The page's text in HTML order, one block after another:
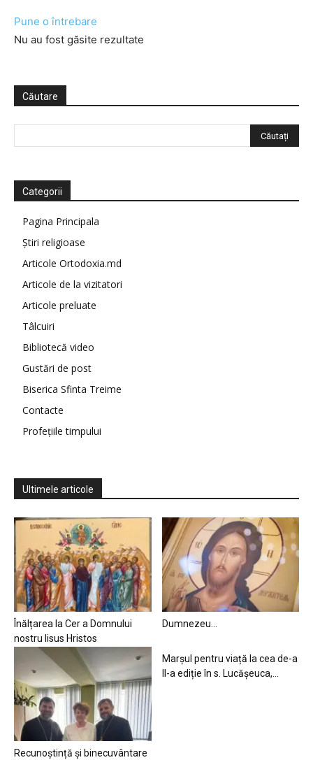
Pune o întrebare
Nu au fost găsite rezultate
Căutare
Categorii
Pagina Principala
Știri religioase
Articole Ortodoxia.md
Articole de la vizitatori
Articole preluate
Tâlcuiri
Bibliotecă video
Gustări de post
Biserica Sfinta Treime
Contacte
Profețiile timpului
Ultimele articole
Înălțarea la Cer a Domnului
nostru Iisus Hristos
Dumnezeu…
Recunoștință și binecuvântare
Marșul pentru viață la cea de-a
II-a ediție în s. Lucășeuca,...